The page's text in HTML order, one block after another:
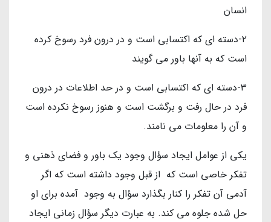
انسان
۲-دسته ای که اکتسابی است و در درون فرد رسوخ کرده
است که به آنها باور می گویند
۳-دسته ای که اکتسابی است و در حد اطلاعات در درون
فرد در حال رفت و برگشت است و هنوز رسوخ نکرده است
و آن را معلومات می نامند.
یکی از عوامل ایجاد سؤال وجود یک باور و فضای ذهنی و
تفکر خاصی است که از قبل وجود داشته است که اگر
آدمی آن تفکر را کنار بگذارد سؤال به وجود آمده برای او
حل شده جلوه می کند. به عبارت دیگر سؤال زمانی ایجاد